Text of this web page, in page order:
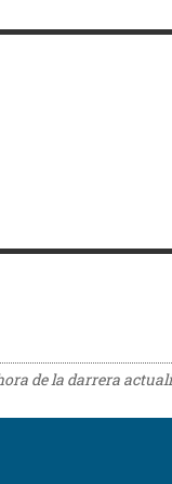
de la darrera